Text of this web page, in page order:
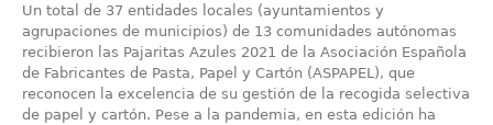
Un total de 37 entidades locales (ayuntamientos y
agrupaciones de municipios) de 13 comunidades autónomas
recibieron las Pajaritas Azules 2021 de la Asociación Española
de Fabricantes de Pasta, Papel y Cartón (ASPAPEL), que
reconocen la excelencia de su gestión de la recogida selectiva
de papel y cartón. Pese a la pandemia, en esta edición ha